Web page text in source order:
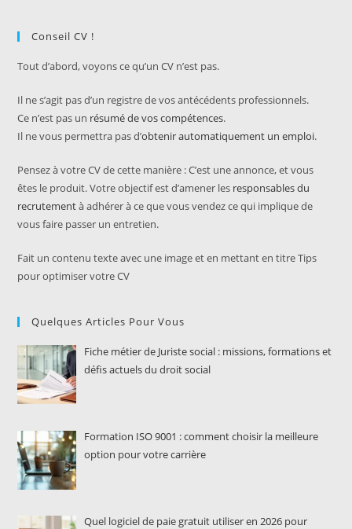
Conseil CV !
Tout d’abord, voyons ce qu’un CV n’est pas.
Il ne s’agit pas d’un registre de vos antécédents professionnels.
Ce n’est pas un résumé de vos compétences.
Il ne vous permettra pas d’obtenir automatiquement un emploi.
Pensez à votre CV de cette manière : C’est une annonce, et vous
êtes le produit. Votre objectif est d’amener les responsables du
recrutementà adhérer à ce que vous vendez ce qui implique de
vous faire passer un entretien.
Fait un contenu texte avec une image et en mettant en titre Tips
pour optimiser votre CV
Quelques Articles Pour Vous
Fiche métier de Juriste social : missions, formations et
défis actuels du droit social
Formation ISO 9001 : comment choisir la meilleure
option pour votre carrière
Quel logiciel de paie gratuit utiliser en 2026 pour